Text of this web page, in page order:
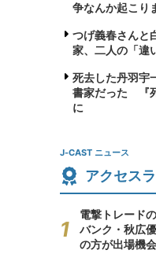
争なんか起こり
つげ義春さん
家、二人の「違
死去した丹羽宇
書家だった 『
に
J-CAST ニュース
アクセス
電撃トレード
バンク・秋広
の方が出場機